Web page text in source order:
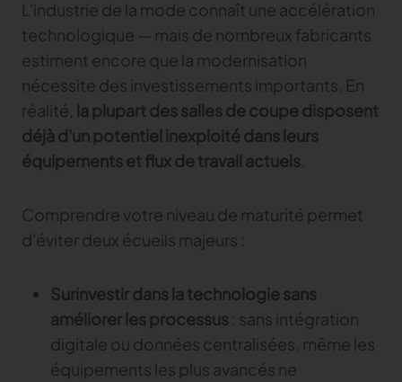
L'industrie de la mode connaît une accélération
technologique — mais de nombreux fabricants
estiment encore que la modernisation
nécessite des investissements importants. En
réalité, la plupart des salles de coupe disposent
déjà d'un potentiel inexploité dans leurs
équipements et flux de travail actuels.
Comprendre votre niveau de maturité permet
d'éviter deux écueils majeurs :
Surinvestir dans la technologie sans
améliorer les processus : sans intégration
digitale ou données centralisées, même les
équipements les plus avancés ne